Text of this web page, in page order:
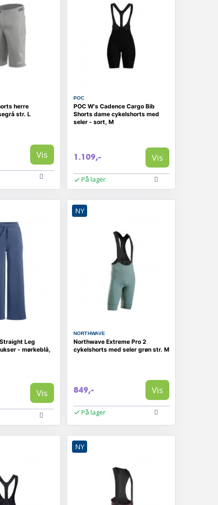
herre
str. L
Vis
POC
POC W's Cadence Cargo Bib
Shorts dame cykelshorts med
seler - sort, M
1.109,- Vis
På lager
Leg
- mørkeblå,
Vis
NY
NORTHWAVE
Northwave Extreme Pro 2
cykelshorts med seler grøn str. M
849,- Vis
På lager
NY